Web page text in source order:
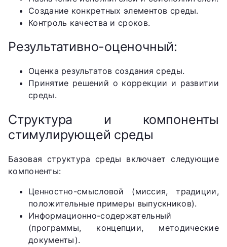
Создание конкретных элементов среды.
Контроль качества и сроков.
Результативно-оценочный:
Оценка результатов создания среды.
Принятие решений о коррекции и развитии
среды.
Структура и компоненты
стимулирующей среды
Базовая структура среды включает следующие
компоненты:
Ценностно-смысловой (миссия, традиции,
положительные примеры выпускников).
Информационно-содержательный
(программы, концепции, методические
документы).